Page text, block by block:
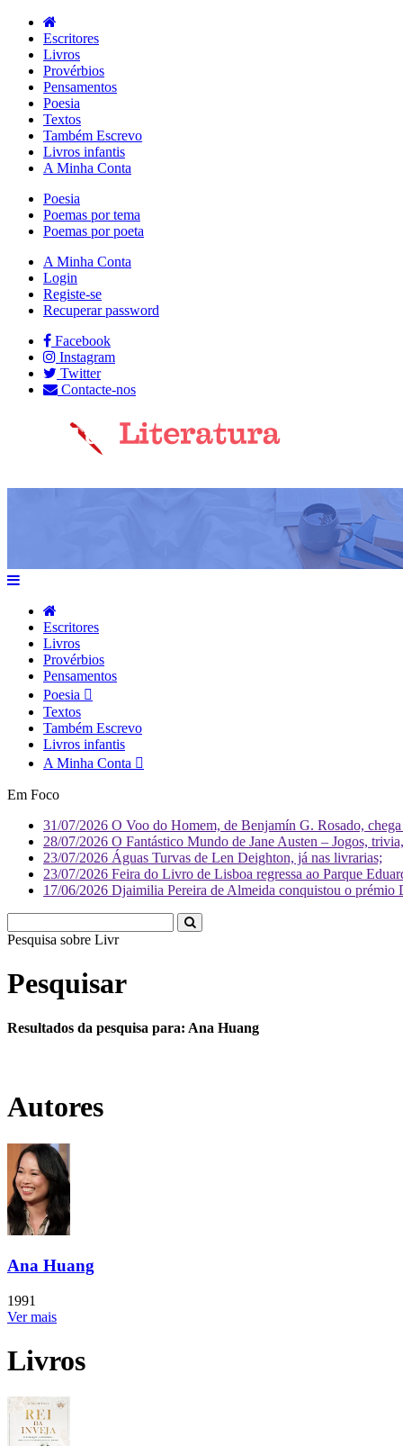
Escritores
Livros
Provérbios
Pensamentos
Poesia
Textos
Também Escrevo
Livros infantis
A Minha Conta
Poesia
Poemas por tema
Poemas por poeta
A Minha Conta
Login
Registe-se
Recuperar password
Facebook
Instagram
Twitter
Contacte-nos
Escritores
Livros
Provérbios
Pensamentos
Poesia
Textos
Também Escrevo
Livros infantis
A Minha Conta
Em Foco
31/07/2026 O Voo do Homem, de Benjamín G. Rosado,
28/07/2026 O Fantástico Mundo de Jane Austen – Jogos,
23/07/2026 Águas Turvas de Len Deighton, já nas livrarias;
23/07/2026 Feira do Livro de Lisboa regressa ao Parque
17/06/2026 Djaimilia Pereira de Almeida conquistou o
Pesquisa sobre Literatura
Pesquisar
Resultados da pesquisa para: Ana Huang
Autores
Ana Huang
1991
Ver mais
Livros